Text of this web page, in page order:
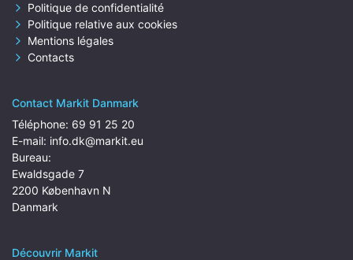
Politique de confidentialité
Politique relative aux cookies
Mentions légales
Contacts
Contact Markit Danmark
Téléphone: 69 91 25 20
E-mail: info.dk@markit.eu
Bureau:
Ewaldsgade 7
2200 København N
Danmark
Découvrir Markit